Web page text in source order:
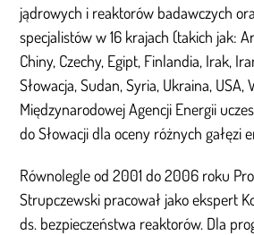
jądrowych i reaktorów badawczych
specjalistów w 16 krajach (takich jak:
Chiny, Czechy, Egipt, Finlandia, Irak,
Słowacja, Sudan, Syria, Ukraina, USA,
Międzynarodowej Agencji Energii
do Słowacji dla oceny różnych gałęzi
Równolegle od 2001 do 2006 roku
Strupczewski pracował jako ekspert
ds. bezpieczeństwa reaktorów. Dla